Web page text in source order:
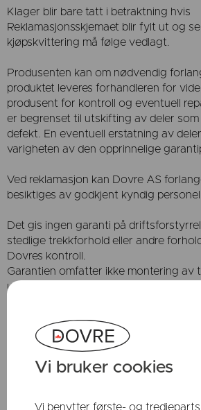
Klager blir bare tatt i betraktning hvis
Reklamasjonsskjemaet blir fylt ut og
kjøpskvittering må følge vedlagt.
Produsenten kan om nødvendig
produktet leveres forhandleren for
produsent for kontroll og eventuell
er begrenset til utskifting av deler
defekt. En eventuell erstatning av
varigheten av den opprinnelige
Ved reklamasjon kan Dovre AS
besiktiges av godkjent kyndig personell.
Det gis ingen garanti på
stedlige trekkforhold eller andre
Dovres kontroll.
Garantien omfatter ikke montering av
utbedre denne type forhold. (For
det lett oppstå overfyring
utsatt for temperaturer som det ikke
overfyring kan det oppstå krakelering
Vi bruker cookies
Vi benytter første- og tredjeparts